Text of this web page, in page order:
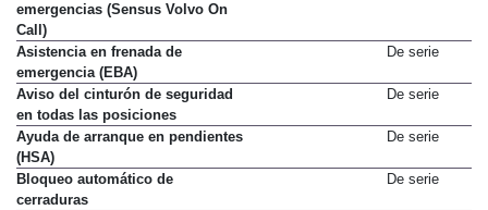
emergencias (Sensus Volvo On
Call)
Asistencia en frenada de
emergencia (EBA)
De serie
Aviso del cinturón de seguridad
en todas las posiciones
De serie
Ayuda de arranque en pendientes
(HSA)
De serie
Bloqueo automático de
cerraduras
De serie